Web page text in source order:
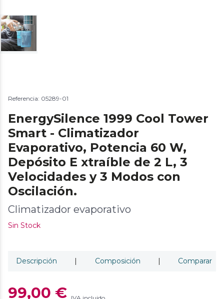
Referencia: 05289-01
EnergySilence 1999 Cool Tower
Smart - Climatizador
Evaporativo, Potencia 60 W,
Depósito E xtraíble de 2 L, 3
Velocidades y 3 Modos con
Oscilación.
Climatizador evaporativo
Sin Stock
Descripción | Composición | Comparar
99,00 €